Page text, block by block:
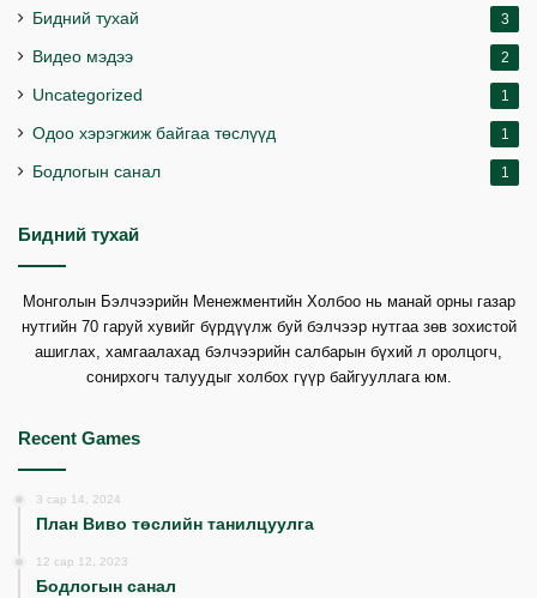
Бидний тухай 3
Видео мэдээ 2
Uncategorized 1
Одоо хэрэгжиж байгаа төслүүд 1
Бодлогын санал 1
Бидний тухай
Монголын Бэлчээрийн Менежментийн Холбоо нь манай орны газар
нутгийн 70 гаруй хувийг бүрдүүлж буй бэлчээр нутгаа зөв зохистой
ашиглах, хамгаалахад бэлчээрийн салбарын бүхий л оролцогч,
сонирхогч талуудыг холбох гүүр байгууллага юм.
Recent Games
3 сар 14, 2024
План Виво төслийн танилцуулга
12 сар 12, 2023
Бодлогын санал